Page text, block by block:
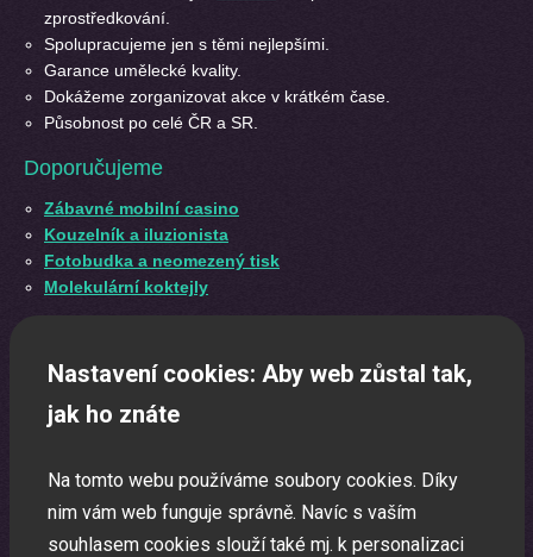
zprostředkování.
Spolupracujeme jen s těmi nejlepšími.
Garance umělecké kvality.
Dokážeme zorganizovat akce v krátkém čase.
Působnost po celé ČR a SR.
Doporučujeme
Zábavné mobilní casino
Kouzelník a iluzionista
Fotobudka a neomezený tisk
Molekulární koktejly
Máte dotaz?
(+420) 737 436 865
Nastavení cookies: Aby web zůstal tak,
jak ho znáte
Na tomto webu používáme soubory cookies. Díky
nim vám web funguje správně. Navíc s vaším
souhlasem cookies slouží také mj. k personalizaci